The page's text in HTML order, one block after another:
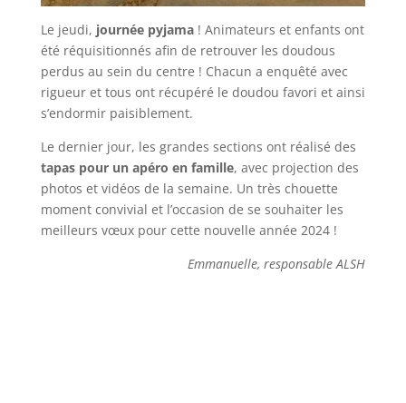
Le jeudi, journée pyjama! Animateurs et enfants ont
été réquisitionnés afin de retrouver les doudous
perdus au sein du centre ! Chacun a enquêté avec
rigueur et tous ont récupéré le doudou favori et ainsi
s’endormir paisiblement.
Le dernier jour, les grandes sections ont réalisé des
tapas pour un apéro en famille, avec projection des
photos et vidéos de la semaine. Un très chouette
moment convivial et l’occasion de se souhaiter les
meilleurs vœux pour cette nouvelle année 2024 !
Emmanuelle, responsable ALSH